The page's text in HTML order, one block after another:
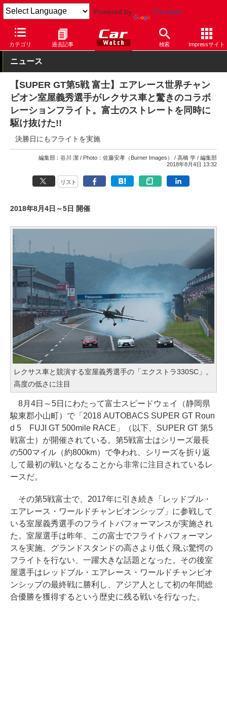
Powered by Translate
カテゴリ 過去記事 検索 Impressサイト
Car Watch モータースポーツ SUPER GT
ニュース
【SUPER GT第5戦 富士】エアレース世界チャン
ピオン室屋義秀選手がレクサス車と驚きのコラボ
レーションフライト。富士のストレートを同時に
駆け抜けた!!
決勝日にもフライトを実施
編集部：谷川 潔 Photo：佐藤安孝（Burner Images） 高橋 学
編集部
2018年8月4日 13:32
リスト
2018年8月4日～5日 開催
レクサス車と競演する室屋義秀選手の「エクストラ330SC」。
高度の低さに注目
8月4日～5日にわたって富士スピードウェイ（静岡県
駿東郡小山町）で「2018 AUTOBACS SUPER GT Roun
d 5 FUJI GT 500mile RACE」（以下、SUPER GT 第5
戦富士）が開催されている。第5戦富士はシリーズ最長
の500マイル（約800km）で争われ、シリーズを折り返
して最初の戦いとなることから非常に注目されているレ
ースだ。
その第5戦富士で、2017年に引き続き「レッドブル・
エアレース・ワールドチャンピオンシップ」に参戦して
いる室屋義秀選手のフライトパフォーマンスが実施され
た。室屋選手は昨年、この富士でフライトパフォーマン
スを実施。グランドスタンドの高さより低く飛ぶ驚愕の
フライトを行ない、一躍大きな話題となった。その後室
屋選手はレッドブル・エアレース・ワールドチャンピオ
ンシップの最終戦に勝利し、アジア人として初の年間総
合優勝を獲得するという歴史に残る戦いを行なった。